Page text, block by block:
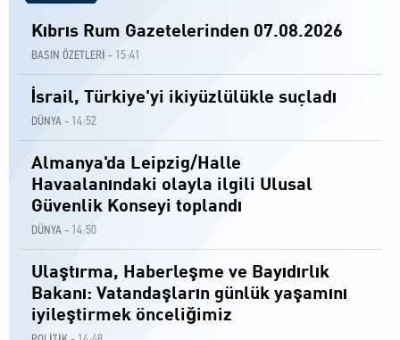
Kıbrıs Rum Gazetelerinden 07.08.2026
BASIN ÖZETLERİ - 15:41
İsrail, Türkiye'yi ikiyüzlülükle suçladı
DÜNYA - 14:52
Almanya'da Leipzig/Halle
Havaalanındaki olayla ilgili Ulusal
Güvenlik Konseyi toplandı
DÜNYA - 14:50
Ulaştırma, Haberleşme ve Bayıdırlık
Bakanı: Vatandaşların günlük yaşamını
iyileştirmek önceliğimiz